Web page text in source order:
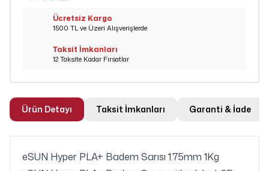
Ücretsiz Kargo
1500 TL ve Üzeri Alışverişlerde
Taksit İmkanları
12 Taksite Kadar Fırsatlar
Ürün Detayı Taksit İmkanları Garanti & İade
eSUN Hyper PLA+ Badem Sarısı 1.75mm 1Kg